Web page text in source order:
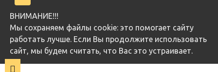
ВНИМАНИЕ!!!
Мы cохраняем файлы cookie: это помогает сайту
работать лучше. Если Вы продолжите использовать
сайт, мы будем считать, что Вас это устраивает.